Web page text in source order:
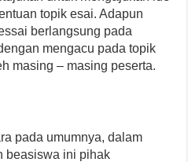
topik esai. Adapun
berlangsung pada
mengacu pada topik
masing – masing peserta.
pada umumnya, dalam
beasiswa ini pihak